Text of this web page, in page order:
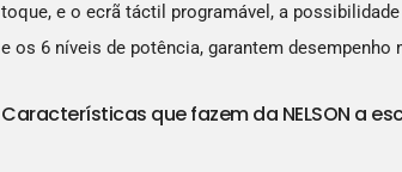
toque, e o ecrã táctil programável, a
e os 6 níveis de potência, garantem
Características que fazem da NELSON a